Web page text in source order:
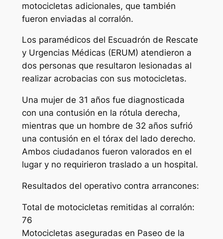
motocicletas adicionales, que también
fueron enviadas al corralón.
Los paramédicos del Escuadrón de Rescate
y Urgencias Médicas (ERUM) atendieron a
dos personas que resultaron lesionadas al
realizar acrobacias con sus motocicletas.
Una mujer de 31 años fue diagnosticada
con una contusión en la rótula derecha,
mientras que un hombre de 32 años sufrió
una contusión en el tórax del lado derecho.
Ambos ciudadanos fueron valorados en el
lugar y no requirieron traslado a un hospital.
Resultados del operativo contra arrancones:
Total de motocicletas remitidas al corralón:
76
Motocicletas aseguradas en Paseo de la